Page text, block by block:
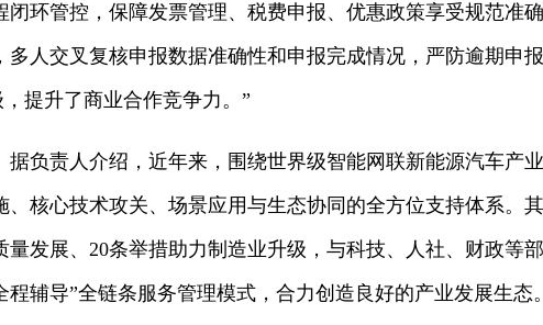
闭环管控，保障发票管理、税费申报、优惠政策享受规范准
多人交叉复核申报数据准确性和申报完成情况，严防逾期申
提升了商业合作竞争力。”
据负责人介绍，近年来，围绕世界级智能网联新能源汽车产
、核心技术攻关、场景应用与生态协同的全方位支持体系。
量发展、20条举措助力制造业升级，与科技、人社、财政等
辅导”全链条服务管理模式，合力创造良好的产业发展生态。